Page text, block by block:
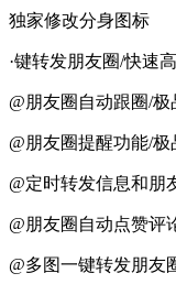
独家修改分身图标
·键转发朋友圈/快速
@朋友圈自动跟圈/极
@朋友圈提醒功能/极
@定时转发信息和朋
@朋友圈自动点赞评
@多图一键转发朋友